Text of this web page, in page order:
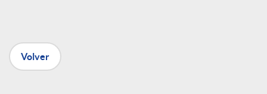
eVolver